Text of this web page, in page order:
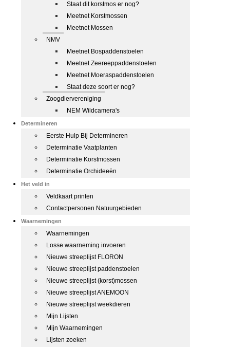
Staat dit korstmos er nog?
Meetnet Korstmossen
Meetnet Mossen
NMV
Meetnet Bospaddenstoelen
Meetnet Zeereeppaddenstoelen
Meetnet Moeraspaddenstoelen
Staat deze soort er nog?
Zoogdiervereniging
NEM Wildcamera's
Determineren
Eerste Hulp Bij Determineren
Determinatie Vaatplanten
Determinatie Korstmossen
Determinatie Orchideeën
Het veld in
Veldkaart printen
Contactpersonen Natuurgebieden
Waarnemingen
Waarnemingen
Losse waarneming invoeren
Nieuwe streeplijst FLORON
Nieuwe streeplijst paddenstoelen
Nieuwe streeplijst (korst)mossen
Nieuwe streeplijst ANEMOON
Nieuwe streeplijst weekdieren
Mijn Lijsten
Mijn Waarnemingen
Lijsten zoeken